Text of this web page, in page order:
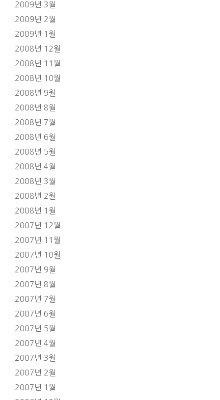
2009년 3월
2009년 2월
2009년 1월
2008년 12월
2008년 11월
2008년 10월
2008년 9월
2008년 8월
2008년 7월
2008년 6월
2008년 5월
2008년 4월
2008년 3월
2008년 2월
2008년 1월
2007년 12월
2007년 11월
2007년 10월
2007년 9월
2007년 8월
2007년 7월
2007년 6월
2007년 5월
2007년 4월
2007년 3월
2007년 2월
2007년 1월